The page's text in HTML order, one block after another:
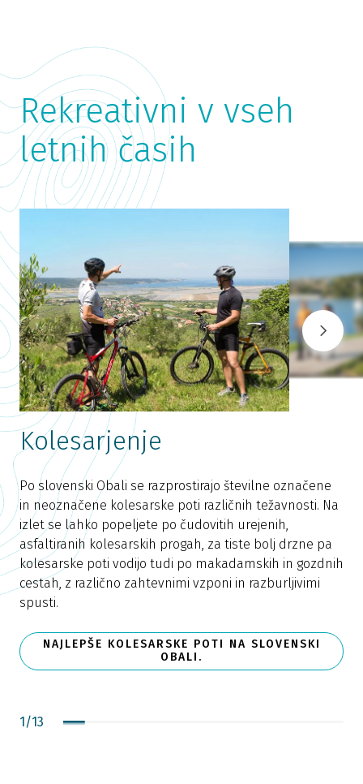
Rekreativni v vseh
letnih časih
Kolesarjenje
Po slovenski Obali se razprostirajo številne označene
in neoznačene kolesarske poti različnih težavnosti. Na
izlet se lahko popeljete po čudovitih urejenih,
asfaltiranih kolesarskih progah, za tiste bolj drzne pa
kolesarske poti vodijo tudi po makadamskih in gozdnih
cestah, z različno zahtevnimi vzponi in razburljivimi
spusti.
NAJLEPŠE KOLESARSKE POTI NA SLOVENSKI
OBALI.
1/13